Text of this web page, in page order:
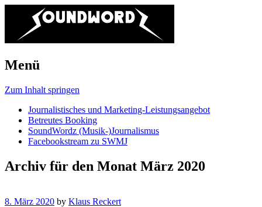
Menü
Zum Inhalt springen
Journalistisches und Marketing-Leistungsangebot
Betreutes Booking
SoundWordz (Musik-)Journalismus
Facebookstream zu SWMJ
Archiv für den Monat März 2020
8. März 2020 by Klaus Reckert